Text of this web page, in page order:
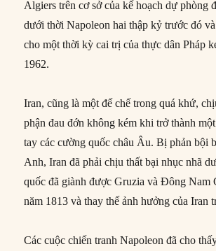
Algiers trên cơ sở của kế hoạch dự phòng
dưới thời Napoleon hai thập kỷ trước đó
cho một thời kỳ cai trị của thực dân Pháp
1962.
Iran, cũng là một đế chế trong quá khứ,
phận đau đớn không kém khi trở thành
tay các cường quốc châu Âu. Bị phản bội
Anh, Iran đã phải chịu thất bại nhục nhã
quốc đã giành được Gruzia và Đông Nam
năm 1813 và thay thế ảnh hưởng của Iran
Các cuộc chiến tranh Napoleon đã cho